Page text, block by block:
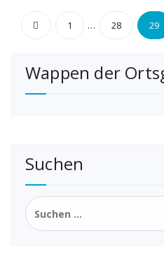
Beiträge
1 … 28 29
Wappen der
Suchen
Suchen
nach: